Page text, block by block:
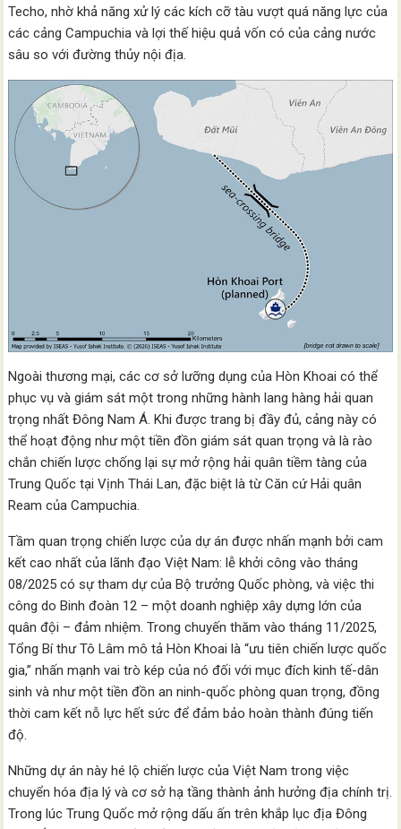
Techo, nhờ khả năng xử lý các kích cỡ tàu vượt quá năng lực của
các cảng Campuchia và lợi thế hiệu quả vốn có của cảng nước
sâu so với đường thủy nội địa.
Ngoài thương mại, các cơ sở lưỡng dụng của Hòn Khoai có thể
phục vụ và giám sát một trong những hành lang hàng hải quan
trọng nhất Đông Nam Á. Khi được trang bị đầy đủ, cảng này có
thể hoạt động như một tiền đồn giám sát quan trọng và là rào
chắn chiến lược chống lại sự mở rộng hải quân tiềm tàng của
Trung Quốc tại Vịnh Thái Lan, đặc biệt là từ Căn cứ Hải quân
Ream của Campuchia.
Tầm quan trọng chiến lược của dự án được nhấn mạnh bởi cam
kết cao nhất của lãnh đạo Việt Nam: lễ khởi công vào tháng
08/2025 có sự tham dự của Bộ trưởng Quốc phòng, và việc thi
công do Binh đoàn 12 – một doanh nghiệp xây dựng lớn của
quân đội – đảm nhiệm. Trong chuyến thăm vào tháng 11/2025,
Tổng Bí thư Tô Lâm mô tả Hòn Khoai là “ưu tiên chiến lược quốc
gia,” nhấn mạnh vai trò kép của nó đối với mục đích kinh tế-dân
sinh và như một tiền đồn an ninh-quốc phòng quan trọng, đồng
thời cam kết nỗ lực hết sức để đảm bảo hoàn thành đúng tiến
độ.
Những dự án này hé lộ chiến lược của Việt Nam trong việc
chuyển hóa địa lý và cơ sở hạ tầng thành ảnh hưởng địa chính trị.
Trong lúc Trung Quốc mở rộng dấu ấn trên khắp lục địa Đông